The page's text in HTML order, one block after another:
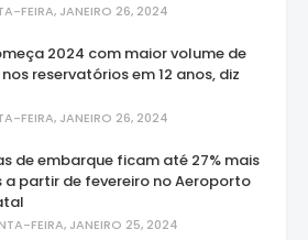
FEIRA, JANEIRO 26, 2024
2024 com maior volume de
reservatórios em 12 anos, diz
FEIRA, JANEIRO 26, 2024
de embarque ficam até 27% mais
a partir de fevereiro no Aeroporto
FEIRA, JANEIRO 25, 2024